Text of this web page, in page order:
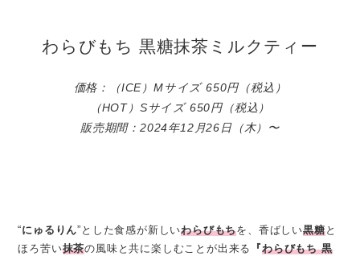
わらびもち 黒糖抹茶ミルクティー
価格：（ICE）Mサイズ 650円（税込）
（HOT）Sサイズ 650円（税込）
販売期間：2024年12月26日（木）〜
“にゅるりん”とした食感が新しいわらびもちを、香ばしい黒糖と
ほろ苦い抹茶の風味と共に楽しむことが出来る 『わらびもち 黒